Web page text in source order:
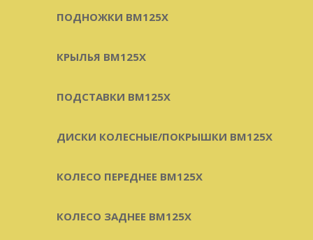
ПОДНОЖКИ BM125X
КРЫЛЬЯ BM125X
ПОДСТАВКИ BM125X
ДИСКИ КОЛЕСНЫЕ/ПОКРЫШКИ BM125X
КОЛЕСО ПЕРЕДНЕЕ BM125X
КОЛЕСО ЗАДНЕЕ BM125X